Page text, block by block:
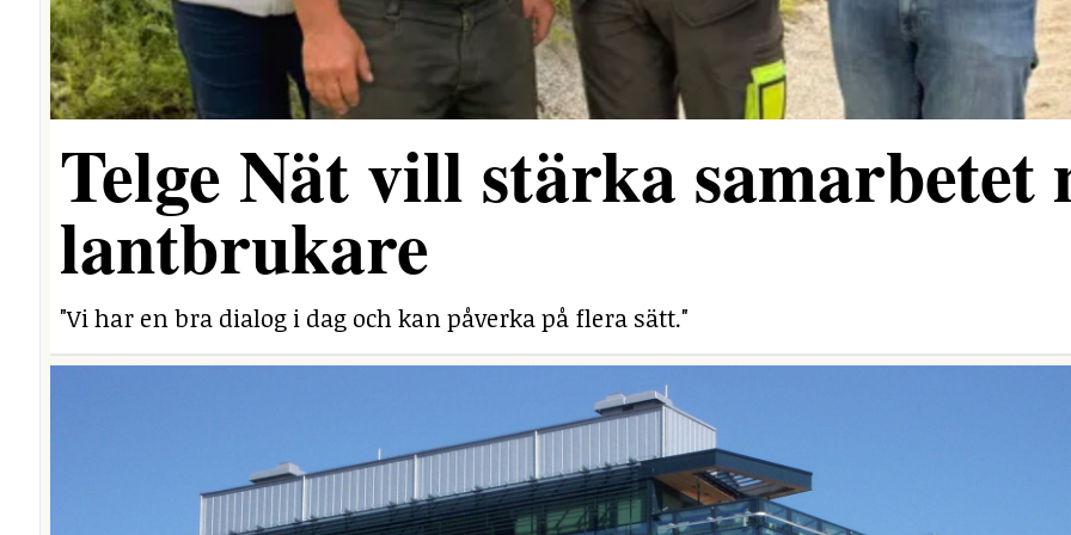
Telge Nät vill stärka samarbetet
lantbrukare
"Vi har en bra dialog i dag och kan påverka på flera sätt."